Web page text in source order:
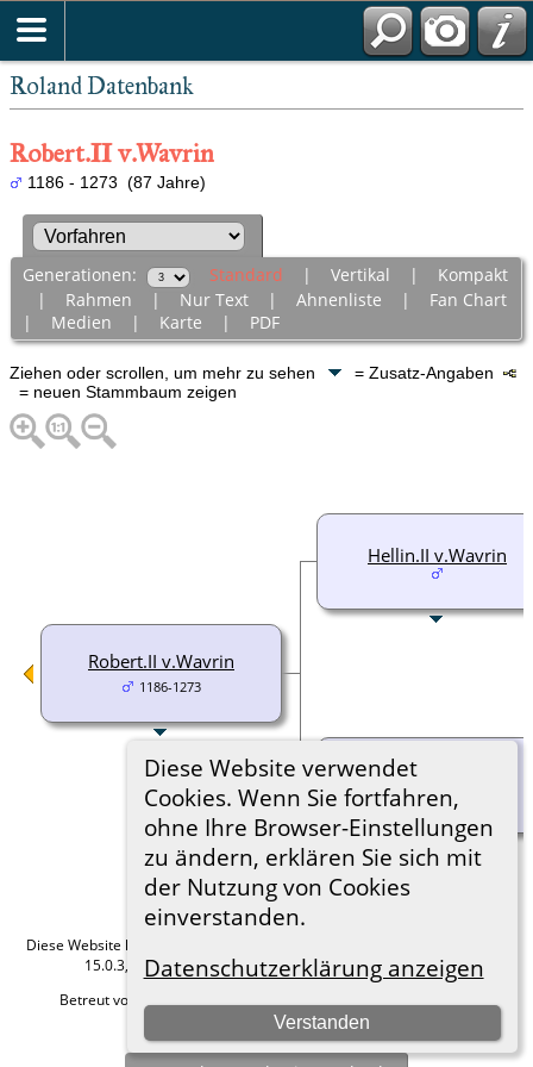
Roland Datenbank
Diese Website verwendet
Cookies. Wenn Sie fortfahren,
ohne Ihre Browser-Einstellungen
zu ändern, erklären Sie sich mit
der Nutzung von Cookies
einverstanden.
Datenschutzerklärung anzeigen
Verstanden
Robert.II v.Wavrin
1186 - 1273 (87 Jahre)
Generationen: Standard | Vertikal | Kompakt
| Rahmen | Nur Text| Ahnenliste | Fan Chart
| Medien | Karte | PDF
Ziehen oder scrollen, um mehr zu sehen
= Zusatz-Angaben
= neuen Stammbaum zeigen
Robert.II v.Wavrin
1186-1273
Hellin.II v.Wavrin
Fel. v.Montmirail
1190-1243
Diese Website läuft mit
15.0.3, programmiert von Darrin Lythgoe © 2001-2026.
Betreut von
Hier geht es zum Impressum